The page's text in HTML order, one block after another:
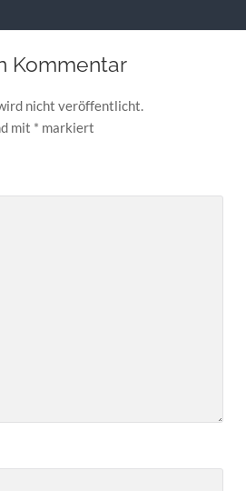
Kommentar
nicht veröffentlicht.
mit * markiert